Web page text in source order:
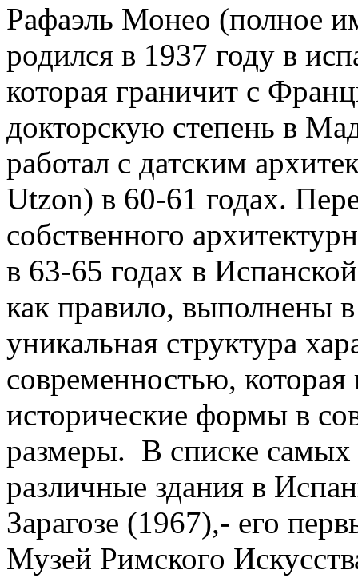
Рафаэль Монео (полное
родился в 1937 году в
которая граничит с
докторскую степень в
работал с датским
Utzon) в 60-61 годах.
собственного
в 63-65 годах в
как правило, выполнены
уникальная структура
современностью, которая
исторические формы в
размеры. В списке самых
различные здания в
Зарагозе (1967),- его
Музей Римского